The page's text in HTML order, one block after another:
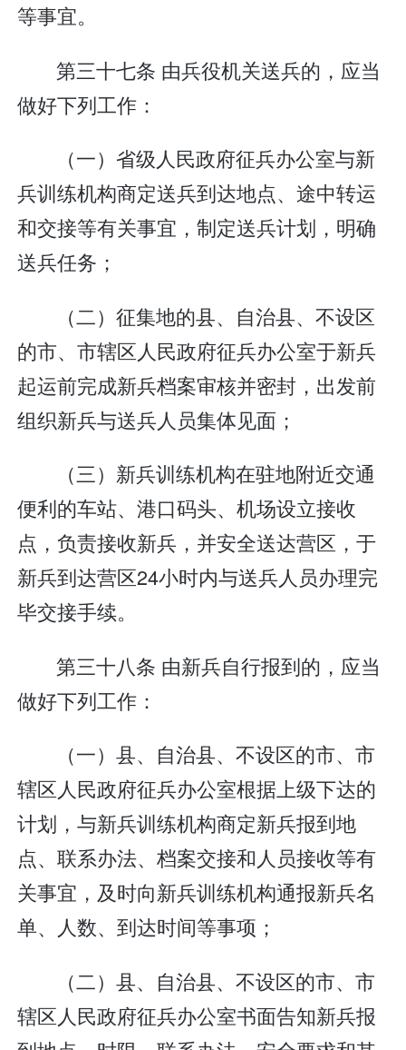
等事宜。
第三十七条 由兵役机关送兵的，应当
做好下列工作：
（一）省级人民政府征兵办公室与新
兵训练机构商定送兵到达地点、途中转运
和交接等有关事宜，制定送兵计划，明确
送兵任务；
（二）征集地的县、自治县、不设区
的市、市辖区人民政府征兵办公室于新兵
起运前完成新兵档案审核并密封，出发前
组织新兵与送兵人员集体见面；
（三）新兵训练机构在驻地附近交通
便利的车站、港口码头、机场设立接收
点，负责接收新兵，并安全送达营区，于
新兵到达营区24小时内与送兵人员办理完
毕交接手续。
第三十八条 由新兵自行报到的，应当
做好下列工作：
（一）县、自治县、不设区的市、市
辖区人民政府征兵办公室根据上级下达的
计划，与新兵训练机构商定新兵报到地
点、联系办法、档案交接和人员接收等有
关事宜，及时向新兵训练机构通报新兵名
单、人数、到达时间等事项；
（二）县、自治县、不设区的市、市
辖区人民政府征兵办公室书面告知新兵报